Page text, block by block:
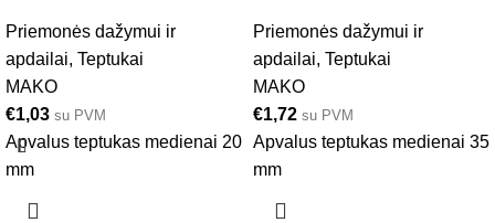
Priemonės dažymui ir
apdailai, Teptukai
MAKO
€1,03 su PVM
Apvalus teptukas medienai 20
mm
Priemonės dažymui ir
apdailai, Teptukai
MAKO
€1,72 su PVM
Apvalus teptukas medienai 35
mm